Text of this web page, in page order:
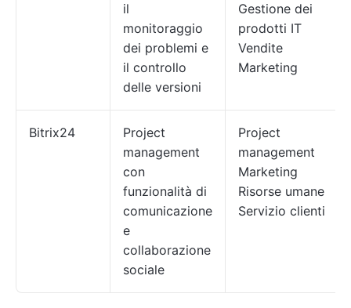
il
monitoraggio
dei problemi e
il controllo
delle versioni
Gestione dei
prodotti IT
Vendite
Marketing
Bitrix24
Project
management
con
funzionalità di
comunicazione
e
collaborazione
sociale
Project
management
Marketing
Risorse umane
Servizio clienti